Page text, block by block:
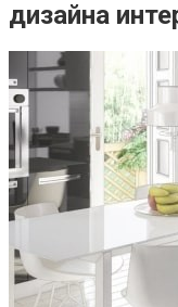
дизайна